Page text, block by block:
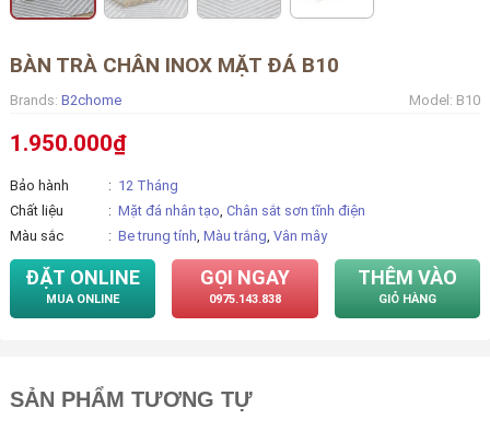
BÀN TRÀ CHÂN INOX MẶT ĐÁ B10
Brands: B2chome Model: B10
1.950.000₫
Bảo hành
12 Tháng
Chất liệu
Mặt đá nhân tạo, Chân sắt sơn tĩnh điện
Màu sắc
Be trung tính, Màu trắng, Vân mây
ĐẶT ONLINE
MUA ONLINE
GỌI NGAY
0975.143.838
THÊM VÀO
GIỎ HÀNG
SẢN PHẨM TƯƠNG TỰ